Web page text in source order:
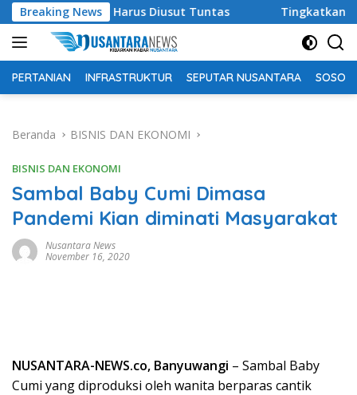
Langsung
ke
konten
Breaking News
DPR: Harus Diusut Tuntas Tingkatkan Kualitas
PERTANIAN INFRASTRUKTUR SEPUTAR NUSANTARA SOSOK
Beranda BISNIS DAN EKONOMI
BISNIS DAN EKONOMI
Sambal Baby Cumi Dimasa
Pandemi Kian diminati Masyarakat
Nusantara News
November 16, 2020
NUSANTARA-NEWS.co, Banyuwangi – Sambal Baby
Cumi yang diproduksi oleh wanita berparas cantik